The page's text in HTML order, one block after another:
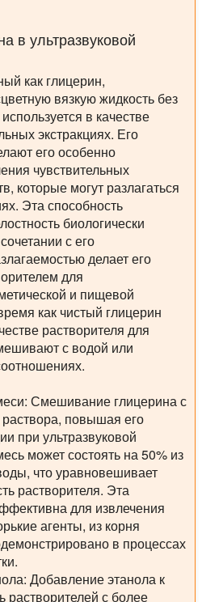
в ультразвуковой
как глицерин,
вязкую жидкость без
в качестве
экстракциях. Его
его особенно
чувствительных
которые могут разлагаться
Эта способность
биологически
с его
делает его
для
и пищевой
как чистый глицерин
растворителя для
с водой или
Смешивание глицерина с
раствора, повышая его
при ультразвуковой
может состоять на 50% из
что уравновешивает
растворителя. Эта
для извлечения
агенты, из корня
в процессах
Добавление этанола к
растворителей с более